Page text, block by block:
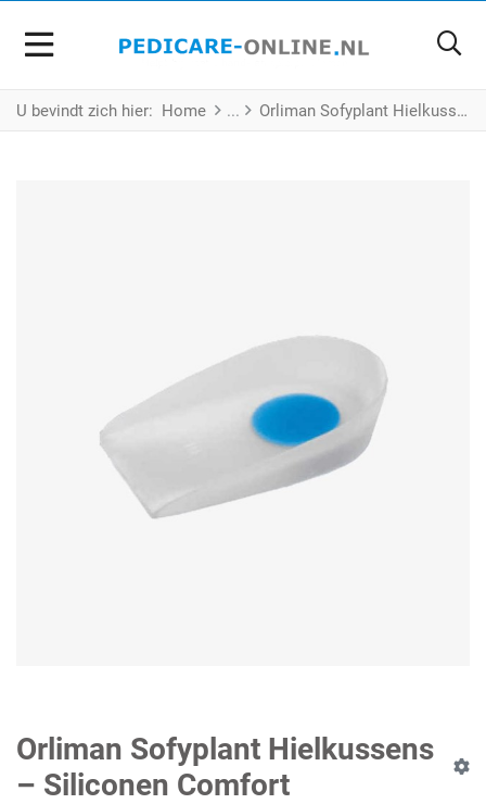
U bevindt zich hier: Home Orliman Sofyplant Hielkussens – Siliconen Comfort
Orliman Sofyplant Hielkussens
– Siliconen Comfort